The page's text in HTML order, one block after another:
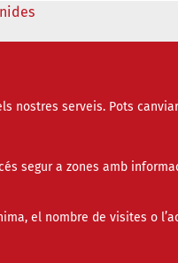
nostres serveis. Pots
segur a zones amb
el nombre de visites o